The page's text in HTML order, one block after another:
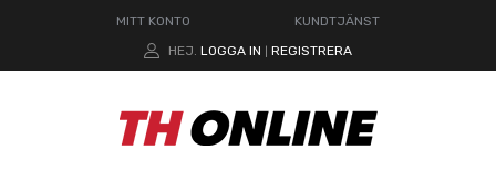
MITT KONTO
KUNDTJÄNST
HEJ. LOGGA IN REGISTRERA